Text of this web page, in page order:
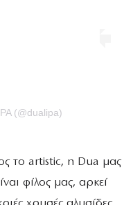
(@dualipa)
το artistic, η Dua μας
φίλος μας, αρκεί